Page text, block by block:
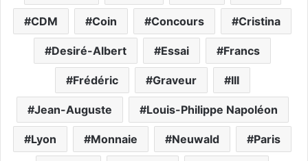
CDM Coin Concours Cristina
Desiré-Albert Essai Francs
Frédéric Graveur III
Jean-Auguste Louis-Philippe Napoléon
Lyon Monnaie Neuwald Paris